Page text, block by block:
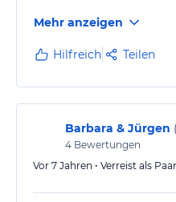
begeistert, so dass unser
Mehr anzeigen
Hilfreich Teilen
Barbara & Jürgen (
4 Bewertungen
Vor 7 Jahren • Verreist als